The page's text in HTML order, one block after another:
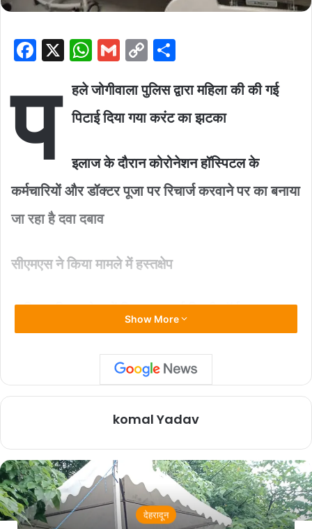
F
c
e
b
o
o
X
W
at
s
p
p
G
ai
l
C
p
y
n
k
ar
e
प
हले जोगीवाला पुलिस द्वारा महिला की की गई
पिटाई दिया गया करंट का झटका
इलाज के दौरान कोरोनेशन हॉस्पिटल के
कर्मचारियों और डॉक्टर पूजा पर रिचार्ज करवाने पर का बनाया
जा रहा है दवा दबाव
सीएमएस ने किया मामले में हस्तक्षेप
आखिर महिला को क्यों दिया गया थर्ड डिग्री टॉर्चर???
पुलिस पर भी खड़े हो रहे हैं सवाल आखिर रात को चौकी में
क्यों उठाकर लाए पुलिस महिला को??
Show More
komal Yadav
देहरादून